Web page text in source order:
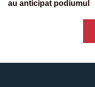
au anticipat podiumul